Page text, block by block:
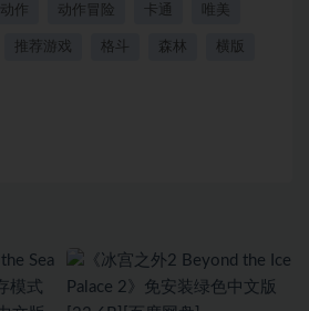
动作 动作冒险 卡通 唯美
推荐游戏 格斗 森林 横版